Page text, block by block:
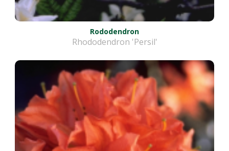
Rododendron
Rhododendron 'Persil'